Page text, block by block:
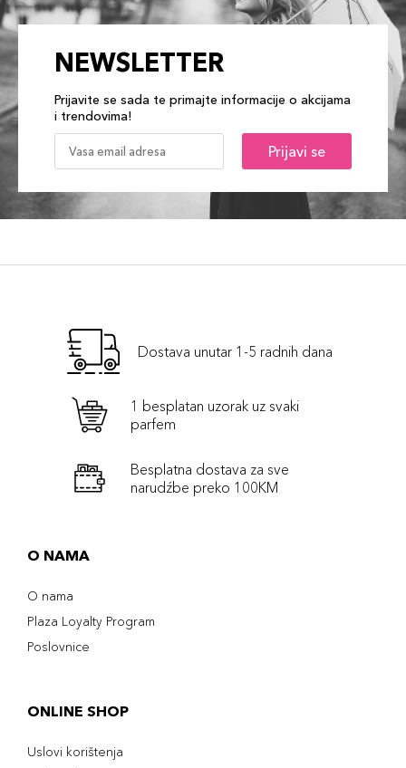
NEWSLETTER
Prijavite se sada te primajte informacije o akcijama
i trendovima!
Prijavi se
Dostava unutar 1-5 radnih dana
1 besplatan uzorak uz svaki
parfem
Besplatna dostava za sve
narudźbe preko 100KM
O NAMA
O nama
Plaza Loyalty Program
Poslovnice
ONLINE SHOP
Uslovi korištenja